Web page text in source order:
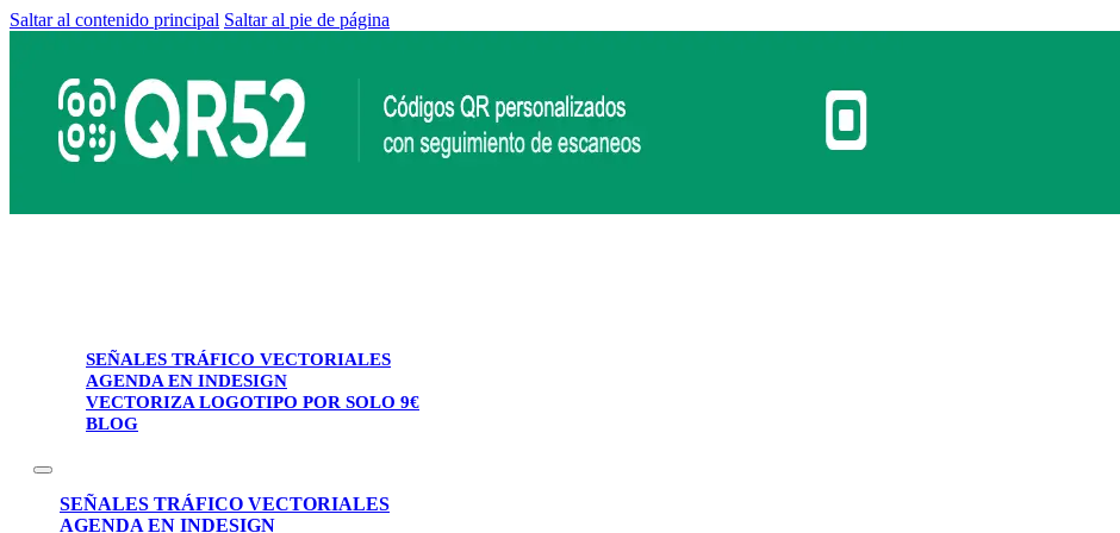
Saltar al contenido principal Saltar al pie de página
SEÑALES TRÁFICO VECTORIALES
AGENDA EN INDESIGN
VECTORIZA LOGOTIPO POR SOLO 9€
BLOG
SEÑALES TRÁFICO VECTORIALES
AGENDA EN INDESIGN